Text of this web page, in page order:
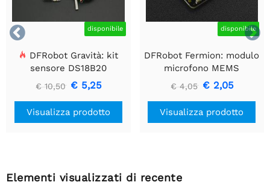

 disponibile
DFRobot Gravità: kit
sensore DS18B20
impermeabile
€ 10,50 € 5,25
Visualizza prodotto
disponibile
DFRobot Fermion: modulo
microfono MEMS
€ 4,05 € 2,05
Visualizza prodotto
Elementi visualizzati di recente